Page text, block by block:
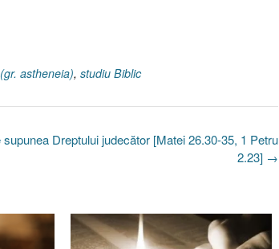
astheneia), studiu Biblic
supunea Dreptului judecător [Matei 26.30-35, 1 Petru
2.23] →